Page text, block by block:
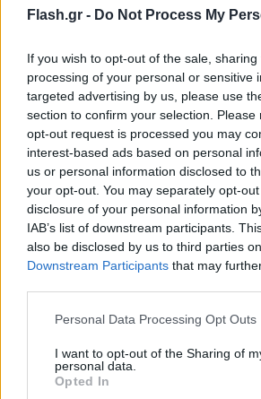
Flash.gr - Do Not Process My
If you wish to opt-out of the sale,
processing of your personal or sensitive
targeted advertising by us, please use
section to confirm your selection.
opt-out request is processed you may
interest-based ads based on personal
us or personal information disclosed to
your opt-out. You may separately opt-
disclosure of your personal information
IAB’s list of downstream participants.
also be disclosed by us to third parties
Downstream Participants that may
Please note that this website/app uses
not limited to your visit or usage
grant or deny consent to Google and its
use your data for below specified
Personal Data Processing Opt Outs
I want to opt-out of the Sharing of
personal data.
Opted In
Το Ισραήλ χτύπησε Χριστιανική
βόρειο Λίβανο - Τουλάχιστον 18
Το σημερινό χτύπημα είναι το πρώτο
χώρας από τότε που ξεκίνησε ο πόλεμος
χώρες.
14.10.2024 16:29